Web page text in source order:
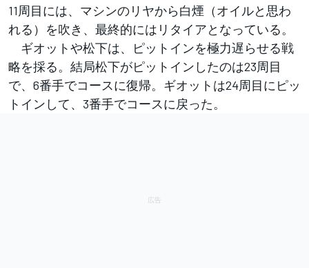
11周目には、マシンのリヤから白煙（オイルと思わ
れる）を吹き、最終的にはリタイアとなっている。
ギオットや松下は、ピットインを極力遅らせる戦
略を採る。結局松下がピットインしたのは23周目
で、6番手でコースに復帰。ギオットは24周目にピッ
トインして、3番手でコースに戻った。